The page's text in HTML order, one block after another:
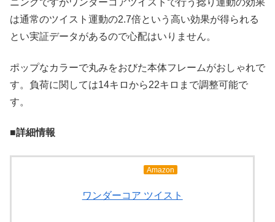
ニングですがワンダーコアツイストで行う捻り運動の効果
は通常のツイスト運動の2.7倍という高い効果が得られる
とい実証データがあるので心配はいりません。
ポップなカラーで丸みをおびた本体フレームがおしゃれで
す。負荷に関しては14キロから22キロまで調整可能で
す。
■詳細情報
Amazon
ワンダーコア ツイスト